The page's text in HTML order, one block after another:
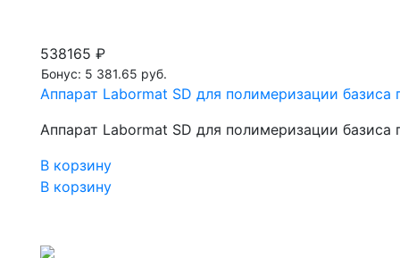
538165 ₽
Бонус: 5 381.65 руб.
Aппарат Labormat SD для полимеризации базиса
Aппарат Labormat SD для полимеризации базиса
В корзину
В корзину